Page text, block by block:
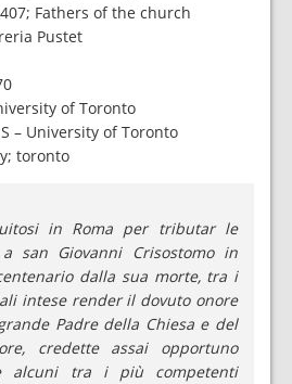
Fathers of the church
Pustet
of Toronto
– University of Toronto
toronto
in Roma per tributar le
san Giovanni Crisostomo in
dalla sua morte, tra i
intese render il dovuto onore
Padre della Chiesa e del
credette assai opportuno
alcuni tra i più competenti